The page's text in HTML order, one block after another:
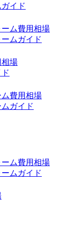
イド
ム費用相場
ムガイド
相場
費用相場
ガイド
ム費用相場
ムガイド